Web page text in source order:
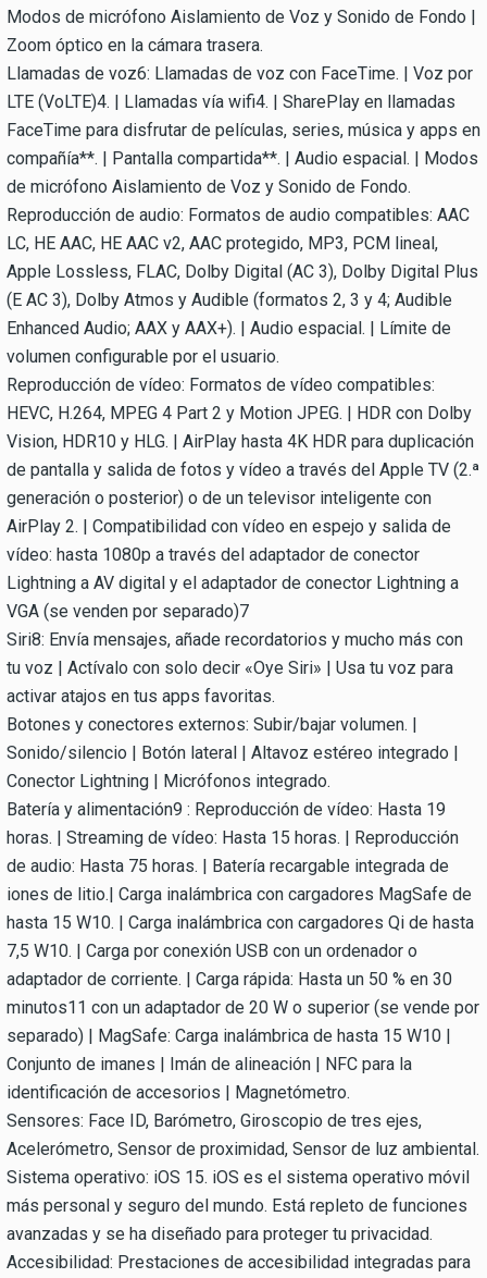
Modos de micrófono Aislamiento de Voz y Sonido de Fondo |
Zoom óptico en la cámara trasera.
Llamadas de voz6: Llamadas de voz con FaceTime. | Voz por
LTE (VoLTE)4. | Llamadas vía wifi4. | SharePlay en llamadas
FaceTime para disfrutar de películas, series, música y apps en
compañía**. | Pantalla compartida**. | Audio espacial. | Modos
de micrófono Aislamiento de Voz y Sonido de Fondo.
Reproducción de audio: Formatos de audio compatibles: AAC
LC, HE AAC, HE AAC v2, AAC protegido, MP3, PCM lineal,
Apple Lossless, FLAC, Dolby Digital (AC 3), Dolby Digital Plus
(E AC 3), Dolby Atmos y Audible (formatos 2, 3 y 4; Audible
Enhanced Audio; AAX y AAX+). | Audio espacial. | Límite de
volumen configurable por el usuario.
Reproducción de vídeo: Formatos de vídeo compatibles:
HEVC, H.264, MPEG 4 Part 2 y Motion JPEG. | HDR con Dolby
Vision, HDR10 y HLG. | AirPlay hasta 4K HDR para duplicación
de pantalla y salida de fotos y vídeo a través del Apple TV (2.ª
generación o posterior) o de un televisor inteligente con
AirPlay 2. | Compatibilidad con vídeo en espejo y salida de
vídeo: hasta 1080p a través del adaptador de conector
Lightning a AV digital y el adaptador de conector Lightning a
VGA (se venden por separado)7
Siri8: Envía mensajes, añade recordatorios y mucho más con
tu voz | Actívalo con solo decir «Oye Siri» | Usa tu voz para
activar atajos en tus apps favoritas.
Botones y conectores externos: Subir/bajar volumen. |
Sonido/silencio | Botón lateral | Altavoz estéreo integrado |
Conector Lightning | Micrófonos integrado.
Batería y alimentación9 : Reproducción de vídeo: Hasta 19
horas. | Streaming de vídeo: Hasta 15 horas. | Reproducción
de audio: Hasta 75 horas. | Batería recargable integrada de
iones de litio.| Carga inalámbrica con cargadores MagSafe de
hasta 15 W10. | Carga inalámbrica con cargadores Qi de hasta
7,5 W10. | Carga por conexión USB con un ordenador o
adaptador de corriente. | Carga rápida: Hasta un 50 % en 30
minutos11 con un adaptador de 20 W o superior (se vende por
separado) | MagSafe: Carga inalámbrica de hasta 15 W10 |
Conjunto de imanes | Imán de alineación | NFC para la
identificación de accesorios | Magnetómetro.
Sensores: Face ID, Barómetro, Giroscopio de tres ejes,
Acelerómetro, Sensor de proximidad, Sensor de luz ambiental.
Sistema operativo: iOS 15. iOS es el sistema operativo móvil
más personal y seguro del mundo. Está repleto de funciones
avanzadas y se ha diseñado para proteger tu privacidad.
Accesibilidad: Prestaciones de accesibilidad integradas para